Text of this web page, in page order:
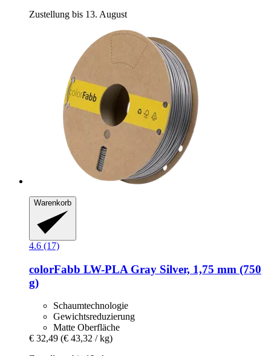
Zustellung bis 13. August
Warenkorb
4.6 (17)
colorFabb LW-​PLA Gray Silver, 1,75 mm (750
g)
Schaumtechnologie
Gewichtsreduzierung
Matte Oberfläche
€ 32,49 (€ 43,32 / kg)